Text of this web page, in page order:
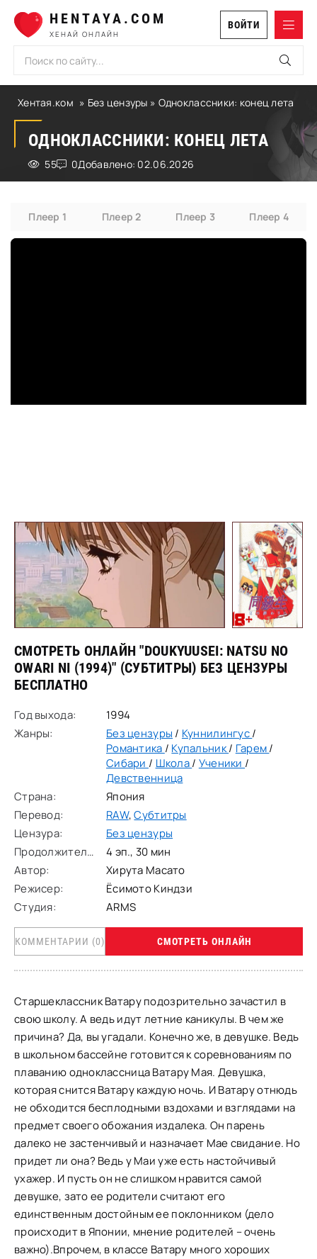
HENTAYA.COM
ХЕНАЙ ОНЛАЙН
ВОЙТИ
Хентая.ком » Без цензуры » Одноклассники: конец лета
ОДНОКЛАССНИКИ: КОНЕЦ ЛЕТА
55 0Добавлено: 02.06.2026
Плеер 1 Плеер 2 Плеер 3 Плеер 4
СМОТРЕТЬ ОНЛАЙН "DOUKYUUSEI: NATSU NO
OWARI NI (1994)" (СУБТИТРЫ) БЕЗ ЦЕНЗУРЫ
БЕСПЛАТНО
Год выхода:
1994
Жанры:
Без цензуры / Куннилингус/
Романтика / Купальник/ Гарем/
Сибари / Школа/ Ученики /
Девственница
Страна:
Япония
Перевод:
RAW,Субтитры
Цензура:
Без цензуры
Продолжительность:
4 эп., 30 мин
Автор:
Хирута Масато
Режисер:
Ёсимото Киндзи
Студия:
ARMS
КОММЕНТАРИИ (0) СМОТРЕТЬ ОНЛАЙН
Старшеклассник Ватару подозрительно зачастил в
свою школу. А ведь идут летние каникулы. В чем же
причина? Да, вы угадали. Конечно же, в девушке. Ведь
в школьном бассейне готовится к соревнованиям по
плаванию одноклассница Ватару Мая. Девушка,
которая снится Ватару каждую ночь. И Ватару отнюдь
не обходится бесплодными вздохами и взглядами на
предмет своего обожания издалека. Он парень
далеко не застенчивый и назначает Мае свидание. Но
придет ли она? Ведь у Маи уже есть настойчивый
ухажер. И пусть он не слишком нравится самой
девушке, зато ее родители считают его
единственным достойным ее поклонником (дело
происходит в Японии, мнение родителей – очень
важно).Впрочем, в классе Ватару много хороших